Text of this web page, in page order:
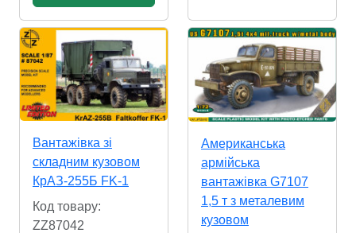
Вантажівка зі
складним кузовом
КрАЗ-255Б FK-1
Код товару:
ZZ87042
Американська
армійська
вантажівка G7107
1,5 т з металевим
кузовом